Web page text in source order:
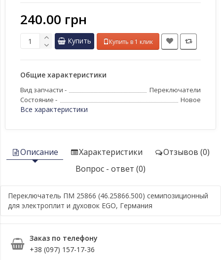
240.00 грн
Купить Купить в 1 клик
Общие характеристики
Вид запчасти -
Переключатели
Состояние -
Новое
Все характеристики
Описание Характеристики
Отзывов (0)
Вопрос - ответ (0)
Переключатель ПМ 25866 (46.25866.500) семипозиционный
для электроплит и духовок EGO, Германия
Заказ по телефону
+38 (097) 157-17-36